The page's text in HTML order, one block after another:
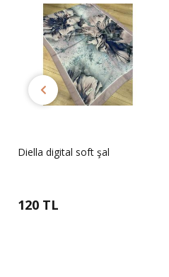
Diella digital soft şal
120 TL